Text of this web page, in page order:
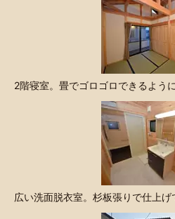
2階寝室。畳でゴロゴロできるよう
広い洗面脱衣室。杉板張りで仕上げ